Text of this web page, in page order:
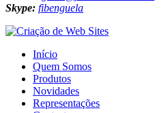
Skype: fibenguela
Início
Quem Somos
Produtos
Novidades
Representações